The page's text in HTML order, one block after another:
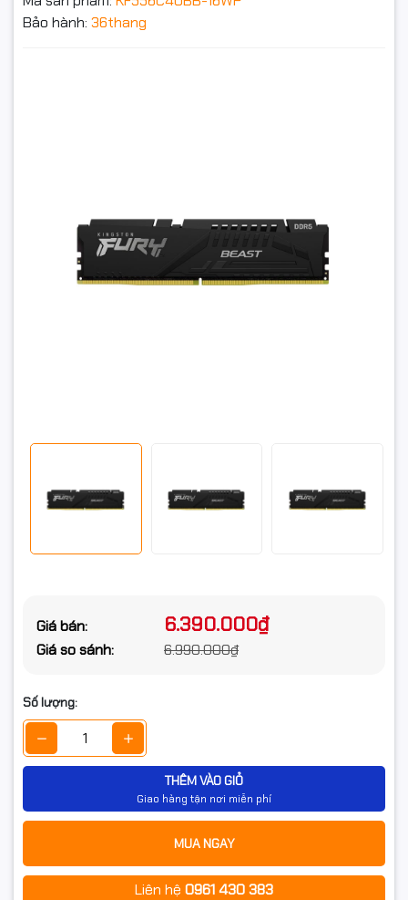
Bảo hành: 36thang
Giá bán: 6.390.000₫
Giá so sánh: 6.990.000₫
Số lượng:
THÊM VÀO GIỎ
Giao hàng tận nơi miễn phí
MUA NGAY
Liên hệ 0961 430 383